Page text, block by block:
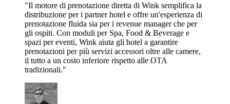
"Il motore di prenotazione diretta di Wink semplifica la
distribuzione per i partner hotel e offre un'esperienza di
prenotazione fluida sia per i revenue manager che per
gli ospiti. Con moduli per Spa, Food & Beverage e
spazi per eventi, Wink aiuta gli hotel a garantire
prenotazioni per più servizi accessori oltre alle camere,
il tutto a un costo inferiore rispetto alle OTA
tradizionali."